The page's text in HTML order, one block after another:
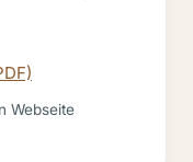
Webseite